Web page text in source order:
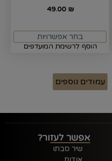
49.00 ₪
בחר אפשרויות
הוסף לרשימת המועדפים
עמודים נוספים
אפשר לעזור?
שיר סבתו